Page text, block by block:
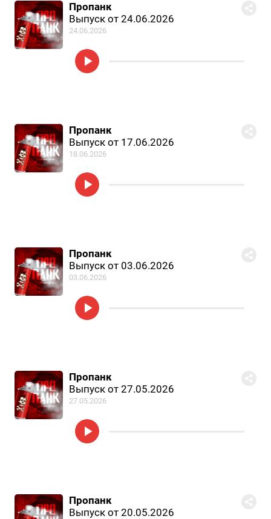
Пропанк
Выпуск от 24.06.2026
24.06.2026
Пропанк
Выпуск от 17.06.2026
18.06.2026
Пропанк
Выпуск от 03.06.2026
03.06.2026
Пропанк
Выпуск от 27.05.2026
27.05.2026
Пропанк
Выпуск от 20.05.2026